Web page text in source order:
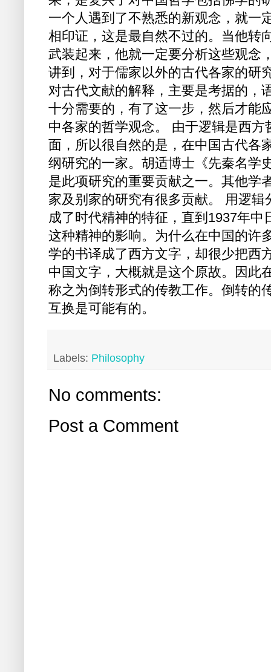
一个人遇到了不熟悉的新观念，就一
相印证，这是最自然不过的。当他转
武装起来，他就一定要分析这些观念
讲到，对于儒家以外的古代各家的研
对古代文献的解释，主要是考据的，
十分需要的，有了这一步，然后才能
中各家的哲学观念。 由于逻辑是西
面，所以很自然的是，在中国古代各
纲研究的一家。胡适博士《先秦名学
是此项研究的重要贡献之一。其他学
家及别家的研究有很多贡献。 用逻
成了时代精神的特征，直到1937年
这种精神的影响。为什么在中国的许
学的书译成了西方文字，却很少把西
中国文字，大概就是这个原故。因此
称之为倒转形式的传教工作。倒转的
互换是可能有的。
Labels: Philosophy
No comments:
Post a Comment